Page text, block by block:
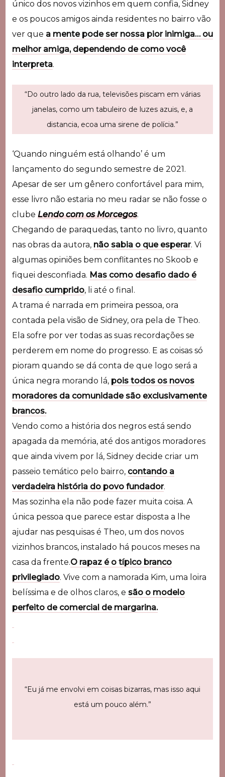
único dos novos vizinhos em quem confia, Sidney
e os poucos amigos ainda residentes no bairro vão
ver que a mente pode ser nossa pior inimiga… ou
melhor amiga, dependendo de como você
interpreta.
“Do outro lado da rua, televisões piscam em várias
janelas, como um tabuleiro de luzes azuis, e, a
distancia, ecoa uma sirene de polícia.”
‘Quando ninguém está olhando’ é um
lançamento do segundo semestre de 2021.
Apesar de ser um gênero confortável para mim,
esse livro não estaria no meu radar se não fosse o
clube Lendo com os Morcegos.
Chegando de paraquedas, tanto no livro, quanto
nas obras da autora, não sabia o que esperar. Vi
algumas opiniões bem conflitantes no Skoob e
fiquei desconfiada. Mas como desafio dado é
desafio cumprido, li até o final.
A trama é narrada em primeira pessoa, ora
contada pela visão de Sidney, ora pela de Theo.
Ela sofre por ver todas as suas recordações se
perderem em nome do progresso. E as coisas só
pioram quando se dá conta de que logo será a
única negra morando lá, pois todos os novos
moradores da comunidade são exclusivamente
brancos.
Vendo como a história dos negros está sendo
apagada da memória, até dos antigos moradores
que ainda vivem por lá, Sidney decide criar um
passeio temático pelo bairro, contando a
verdadeira história do povo fundador.
Mas sozinha ela não pode fazer muita coisa. A
única pessoa que parece estar disposta a lhe
ajudar nas pesquisas é Theo, um dos novos
vizinhos brancos, instalado há poucos meses na
casa da frente.O rapaz é o típico branco
privilegiado. Vive com a namorada Kim, uma loira
belíssima e de olhos claros, e são o modelo
perfeito de comercial de margarina.
“Eu já me envolvi em coisas bizarras, mas isso aqui
está um pouco além.”